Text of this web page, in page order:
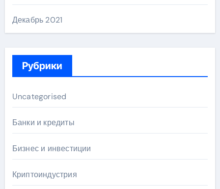
Декабрь 2021
Рубрики
Uncategorised
Банки и кредиты
Бизнес и инвестиции
Криптоиндустрия